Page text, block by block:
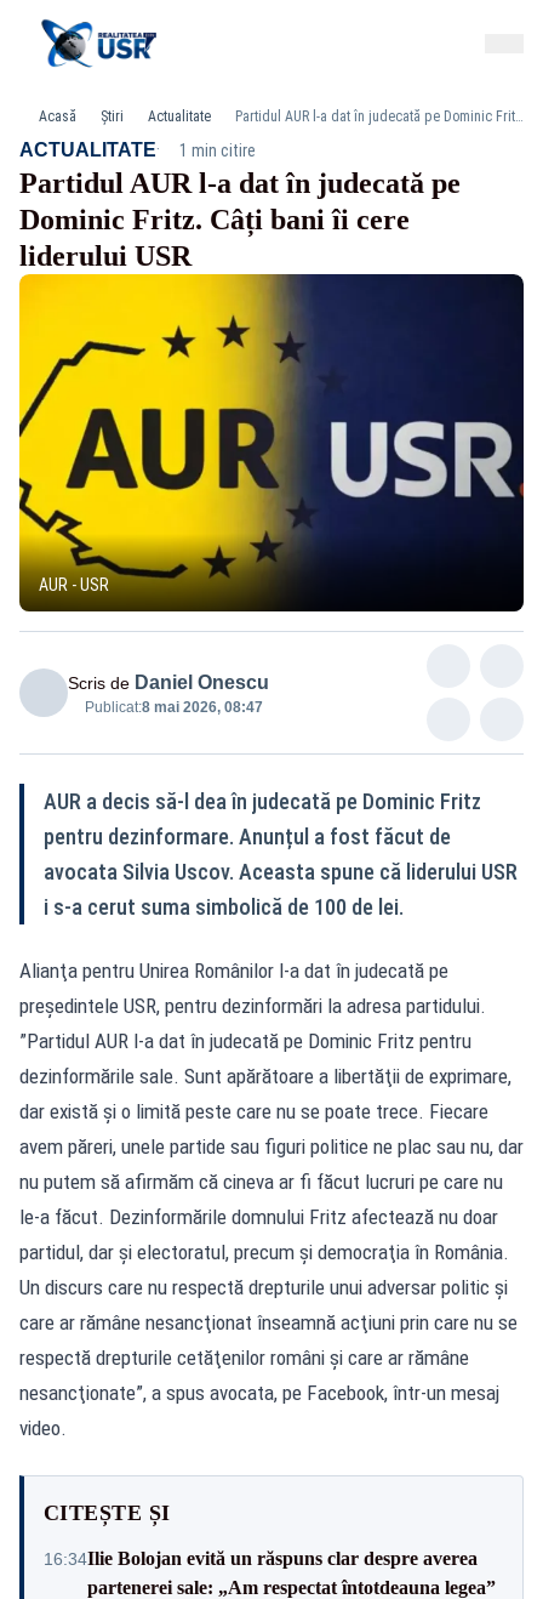
Acasă Știri Actualitate Partidul AUR l-a dat în judecată pe Dominic Fritz. Câți bani îi cere liderului USR
ACTUALITATE· 1 min citire
Partidul AUR l-a dat în judecată pe
Dominic Fritz. Câți bani îi cere
liderului USR
AUR - USR
Scris de Daniel Onescu
Publicat:8 mai 2026, 08:47
AUR a decis să-l dea în judecată pe Dominic Fritz
pentru dezinformare. Anunțul a fost făcut de
avocata Silvia Uscov. Aceasta spune că liderului USR
i s-a cerut suma simbolică de 100 de lei.
Alianţa pentru Unirea Românilor l-a dat în judecată pe
preşedintele USR, pentru dezinformări la adresa partidului.
”Partidul AUR l-a dat în judecată pe Dominic Fritz pentru
dezinformările sale. Sunt apărătoare a libertăţii de exprimare,
dar există şi o limită peste care nu se poate trece. Fiecare
avem păreri, unele partide sau figuri politice ne plac sau nu, dar
nu putem să afirmăm că cineva ar fi făcut lucruri pe care nu
le-a făcut. Dezinformările domnului Fritz afectează nu doar
partidul, dar şi electoratul, precum şi democraţia în România.
Un discurs care nu respectă drepturile unui adversar politic şi
care ar rămâne nesancţionat înseamnă acţiuni prin care nu se
respectă drepturile cetăţenilor români şi care ar rămâne
nesancţionate”, a spus avocata, pe Facebook, într-un mesaj
video.
CITEȘTE ȘI
16:34Ilie Bolojan evită un răspuns clar despre averea
partenerei sale: „Am respectat întotdeauna legea”